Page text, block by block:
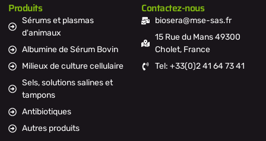
Produits
Sérums et plasmas
d'animaux
Albumine de Sérum Bovin
Milieux de culture cellulaire
Sels, solutions salines et
tampons
Antibiotiques
Autres produits
Contactez-nous
biosera@mse-sas.fr
15 Rue du Mans 49300
Cholet, France
Tel: +33(0)2 41 64 73 41